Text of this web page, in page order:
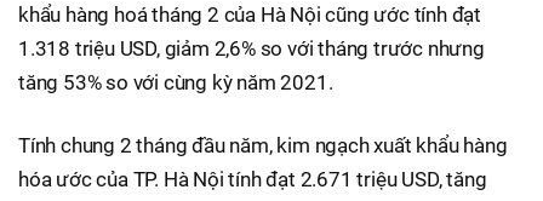
khẩu hàng hoá tháng 2 của Hà Nội cũng ước tính đạt
1.318 triệu USD, giảm 2,6% so với tháng trước nhưng
tăng 53% so với cùng kỳ năm 2021.
Tính chung 2 tháng đầu năm, kim ngạch xuất khẩu hàng
hóa ước của TP. Hà Nội tính đạt 2.671 triệu USD, tăng